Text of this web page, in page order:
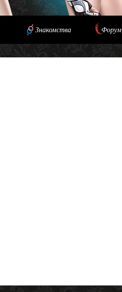
Знакомства Форум